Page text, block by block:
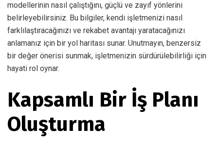
modellerinin nasıl çalıştığını, güçlü ve zayıf yönlerini
belirleyebilirsiniz. Bu bilgiler, kendi işletmenizi nasıl
farklılaştıracağınızı ve rekabet avantajı yaratacağınızı
anlamanız için bir yol haritası sunar. Unutmayın, benzersiz
bir değer önerisi sunmak, işletmenizin sürdürülebilirliği için
hayati rol oynar.
Kapsamlı Bir İş Planı
Oluşturma